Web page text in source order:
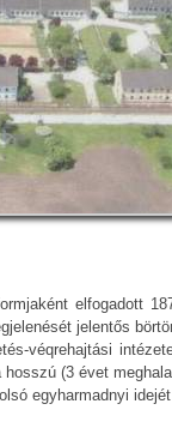
elfogadott
jelentős
véqrehajtási
(3 évet
egyharmadnyi